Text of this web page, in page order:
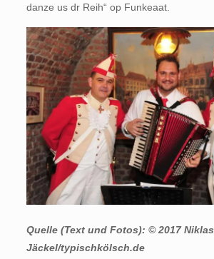
danze us dr Reih“ op Funkeaat.
Quelle (Text und Fotos): © 2017 Niklas
Jäckel/typischkölsch.de